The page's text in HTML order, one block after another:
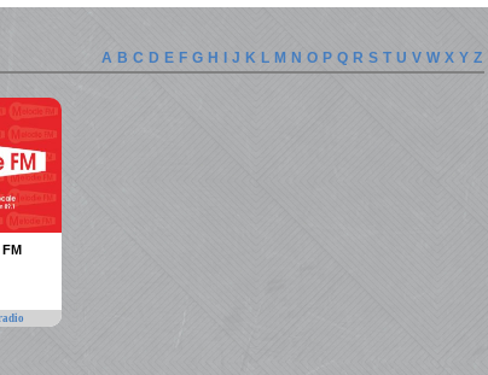
A B C D E F G H I J K L M N O P Q R S T U V W X Y Z
FM